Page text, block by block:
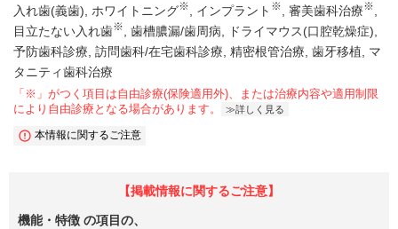
入れ歯(義歯) ホワイトニング※ インプラント ※ 審美歯科治療※
目立たない入れ歯※ 歯槽膿漏/歯周病
ドライマウス(口腔乾燥症)
予防歯科診療 訪問歯科/在宅歯科診療 精密根管治療 歯牙移植
マ
タニティ歯科治療
「※」がつく項目は自由診療(保険適用外)、または治療内容や適用制限
により自由診療となる場合があります。
詳しく見る
本情報に関するご注意
【掲載情報に関するご注意】
機能・特徴 の項目の、